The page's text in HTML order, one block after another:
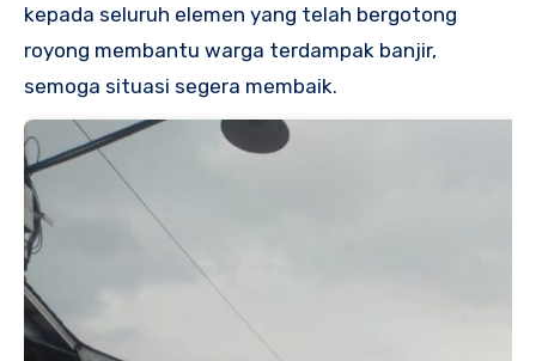
kepada seluruh elemen yang telah bergotong
royong membantu warga terdampak banjir,
semoga situasi segera membaik.